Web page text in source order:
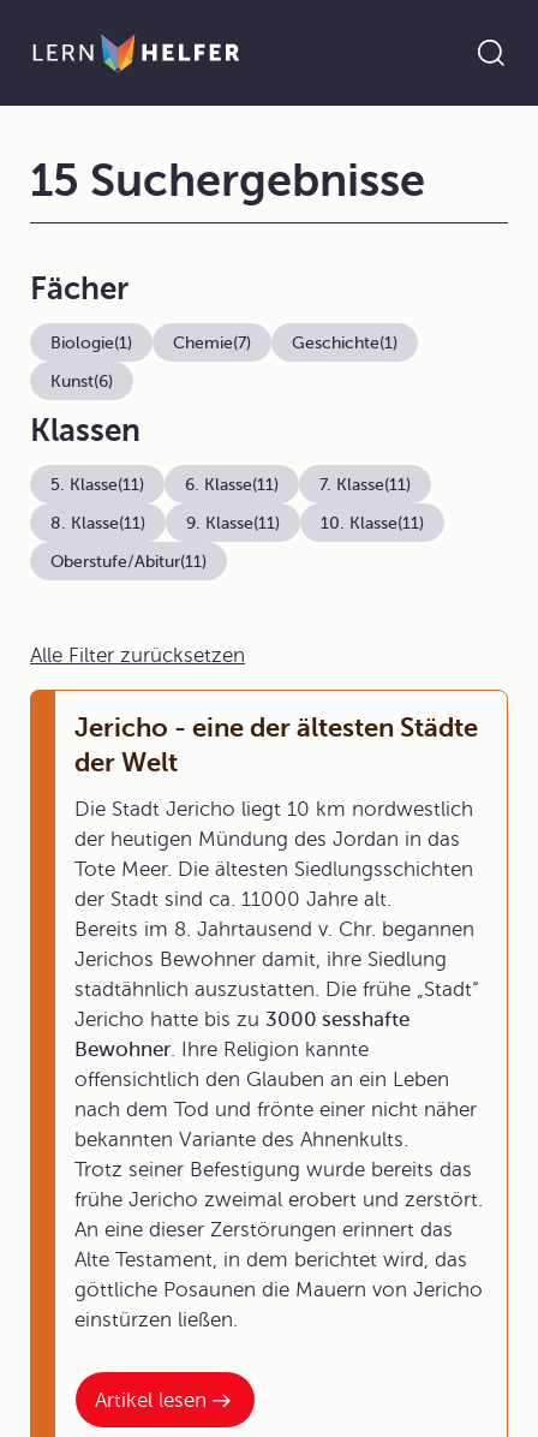
Alle Filter zurücksetzen
Artikel lesen
Jericho - eine der ältesten Städte
der Welt
Die Stadt Jericho liegt 10 km nordwestlich
der heutigen Mündung des Jordan in das
Tote Meer. Die ältesten Siedlungsschichten
der Stadt sind ca. 11000 Jahre alt.
Bereits im 8. Jahrtausend v. Chr. begannen
Jerichos Bewohner damit, ihre Siedlung
stadtähnlich auszustatten. Die frühe „Stadt“
Jericho hatte bis zu 3000 sesshafte
Bewohner. Ihre Religion kannte
offensichtlich den Glauben an ein Leben
nach dem Tod und frönte einer nicht näher
bekannten Variante des Ahnenkults.
Trotz seiner Befestigung wurde bereits das
frühe Jericho zweimal erobert und zerstört.
An eine dieser Zerstörungen erinnert das
Alte Testament, in dem berichtet wird, das
göttliche Posaunen die Mauern von Jericho
einstürzen ließen.
15 Suchergebnisse
Fächer
Biologie(1) Chemie(7) Geschichte(1)
Kunst(6)
Klassen
5. Klasse(11) 6. Klasse(11) 7. Klasse(11)
8. Klasse(11) 9. Klasse(11) 10. Klasse(11)
Oberstufe/Abitur(11)